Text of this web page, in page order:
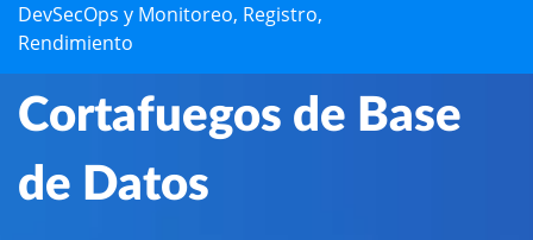
DevSecOps y Monitoreo, Registro,
Rendimiento
Cortafuegos de Base
de Datos